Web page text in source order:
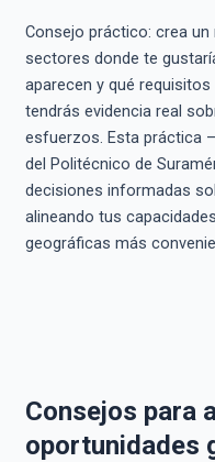
Consejo práctico: crea
sectores donde te
aparecen y qué
tendrás evidencia real
esfuerzos. Esta práctica
del Politécnico de
decisiones informadas
alineando tus
geográficas más
Consejos para
oportunidades